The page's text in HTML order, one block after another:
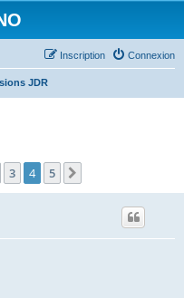
Connexion
Inscription
JDR
3 4 5